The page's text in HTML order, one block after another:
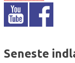
Seneste